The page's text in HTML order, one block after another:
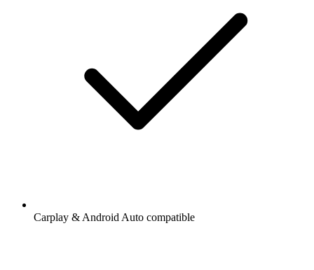
Carplay & Android Auto compatible